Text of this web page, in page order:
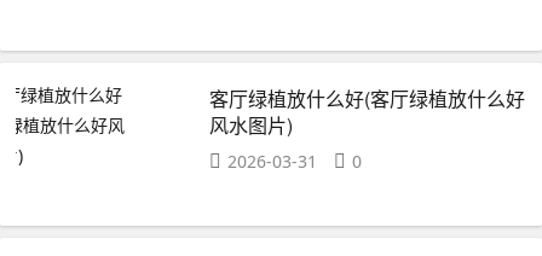
客厅绿植放什么好(客厅绿植放什么好
风水图片)
2026-03-31 0